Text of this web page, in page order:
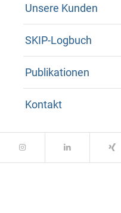
Unsere Kunden
SKIP-Logbuch
Publikationen
Kontakt